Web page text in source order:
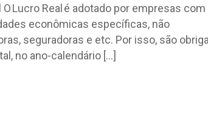
Lucro Real é adotado por empresas com
econômicas específicas, não
seguradoras e etc. Por isso, são
no ano-calendário […]